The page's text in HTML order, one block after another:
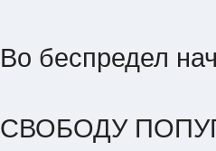
Во беспредел
СВОБОДУ